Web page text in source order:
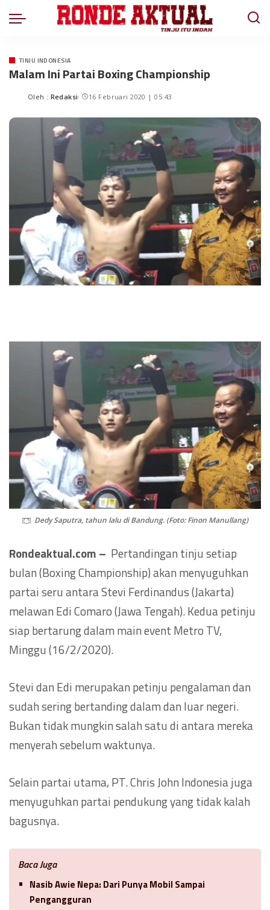
TINJU INDONESIA
Malam Ini Partai Boxing Championship
Oleh : Redaksi 16 Februari 2020 | 05:43
Dedy Saputra, tahun lalu di Bandung. (Foto: Finon Manullang)
Rondeaktual.com – Pertandingan tinju setiap
bulan (Boxing Championship) akan menyuguhkan
partai seru antara Stevi Ferdinandus (Jakarta)
melawan Edi Comaro (Jawa Tengah). Kedua petinju
siap bertarung dalam main event Metro TV,
Minggu (16/2/2020).
Stevi dan Edi merupakan petinju pengalaman dan
sudah sering bertanding dalam dan luar negeri.
Bukan tidak mungkin salah satu di antara mereka
menyerah sebelum waktunya.
Selain partai utama, PT. Chris John Indonesia juga
menyuguhkan partai pendukung yang tidak kalah
bagusnya.
Baca Juga
Nasib Awie Nepa: Dari Punya Mobil Sampai
Pengangguran